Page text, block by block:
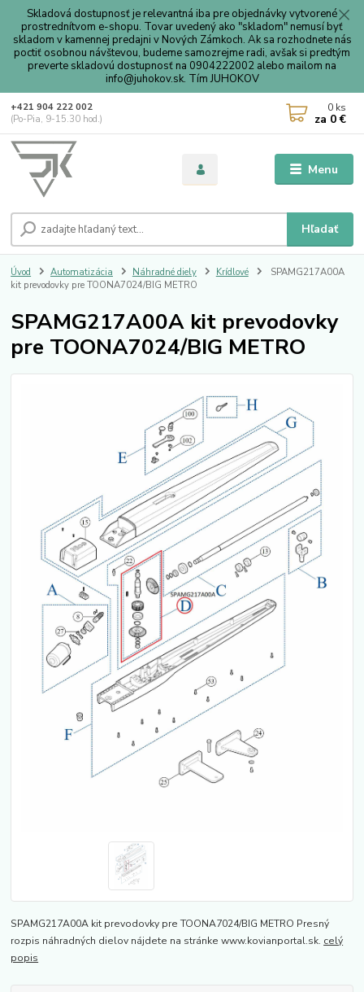
Skladová dostupnosť je relevantná iba pre objednávky vytvorené
prostrednítvom e-shopu. Tovar uvedený ako "skladom" nemusí byť
skladom v kamennej predajni v Nových Zámkoch. Ak sa rozhodnete nás
poctiť osobnou návštevou, budeme samozrejme radi, avšak si predtým
preverte skladovú dostupnosť na 0904222002 alebo mailom na
info@juhokov.sk. Tím JUHOKOV
Menu
Hľadať
+421 904 222 002
(Po-Pia, 9-15.30 hod.)
0 ks
za 0 €
Úvod Automatizácia Náhradné diely Krídlové
SPAMG217A00A
kit prevodovky pre TOONA7024/BIG METRO
SPAMG217A00A kit prevodovky
pre TOONA7024/BIG METRO
SPAMG217A00A kit prevodovky pre TOONA7024/BIG METRO Presný
rozpis náhradných dielov nájdete na stránke www.kovianportal.sk. celý
popis